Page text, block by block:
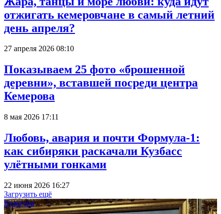
отжигать кемеровчане в самый летний
день апреля?
27 апреля 2026 08:10
Показываем 25 фото «брошенной
деревни», вставшей посреди центра
Кемерова
8 мая 2026 17:11
Любовь, авария и почти Формула-1:
как сибиряки раскачали Кузбасс
улётными гонками
22 июня 2026 16:27
Загрузить ещё
Культура